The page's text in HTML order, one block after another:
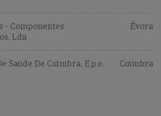
- Componentes
Lda
Évora
Saúde De Coimbra, E.p.e. Coimbra